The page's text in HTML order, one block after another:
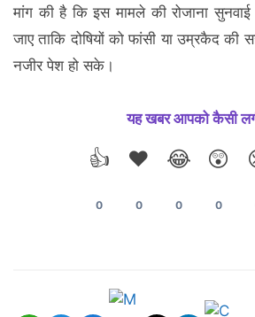
मांग की है कि इस मामले की रोजाना
जाए ताकि दोषियों को फांसी या उम्रकैद
नजीर पेश हो सके।
यह खबर आपको कैसी
👍
0
❤️
0
😂
0
😲
0